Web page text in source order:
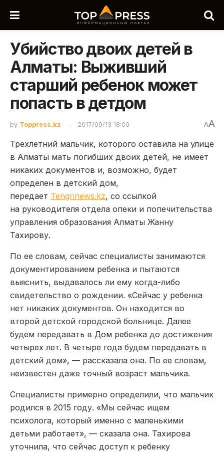
Убийство двоих детей в
Алматы: Выживший
старший ребенок может
попасть в детдом
by Toppress.kz 2017/09/13 18:00 AA
Трехлетний мальчик, которого оставила на улице
в Алматы мать погибших двоих детей, не имеет
никаких документов и, возможно, будет
определен в детский дом,
передает Tengrinews.kz, со ссылкой
на руководителя отдела опеки и попечительства
управления образования Алматы Жанну
Тахирову.
По ее словам, сейчас специалисты занимаются
документированием ребенка и пытаются
выяснить, выдавалось ли ему когда-либо
свидетельство о рождении. «Сейчас у ребенка
нет никаких документов. Он находится во
второй детской городской больнице. Далее
будем передавать в Дом ребенка до достижения
четырех лет. В четыре года будем передавать в
детский дом», — рассказала она. По ее словам,
неизвестен даже точный возраст мальчика.
Специалисты примерно определили, что мальчик
родился в 2015 году. «Мы сейчас ищем
психолога, который именно с маленькими
детьми работает», — сказала она. Тахирова
уточнила, что сейчас доступ к ребенку